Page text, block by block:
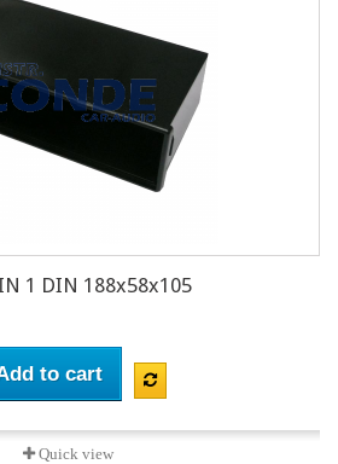
1 DIN 188x58x105
to cart
Quick view